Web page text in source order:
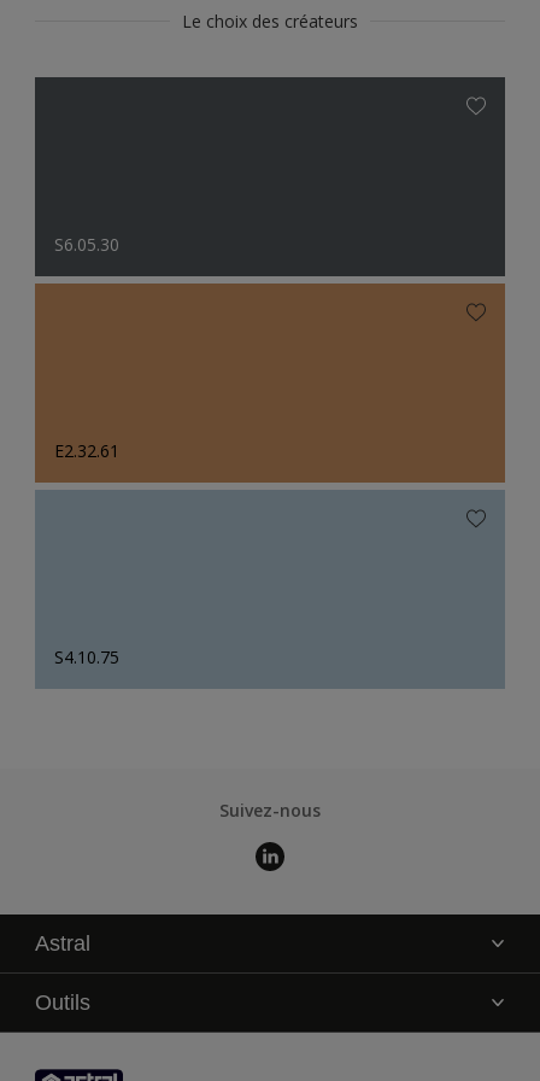
Le choix des créateurs
S6.05.30
E2.32.61
S4.10.75
Suivez-nous
Astral
La marque
Service technique
Contact
Outils